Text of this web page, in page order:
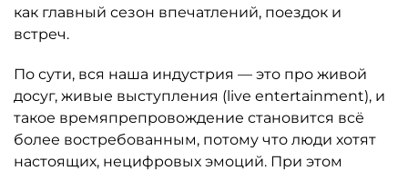
как главный сезон впечатлений, поездок и
встреч.
По сути, вся наша индустрия — это про живой
досуг, живые выступления (live entertainment), и
такое времяпрепровождение становится всё
более востребованным, потому что люди хотят
настоящих, нецифровых эмоций. При этом